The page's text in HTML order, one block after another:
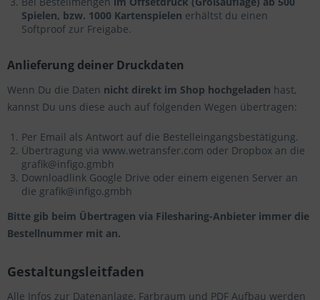
Spielen, bzw. 1000 Kartenspielen erhältst du einen
Softproof zur Freigabe.
Anlieferung deiner Druckdaten
Wenn Du die Daten nicht direkt im Shop hochgeladen hast,
kannst Du uns diese auch auf folgenden Wegen übertragen:
Per Email als Antwort auf die Bestelleingangsbestätigung.
Übertragung via www.wetransfer.com oder Dropbox an die
grafik@infigo.gmbh
Downloadlink Google Drive oder einem eigenen Server an
die grafik@infigo.gmbh
Bitte gib beim Übertragen via Filesharing-Anbieter immer die
Bestellnummer mit an.
Gestaltungsleitfaden
Alle Infos zur Datenanlage, Farbraum und PDF Aufbau werden